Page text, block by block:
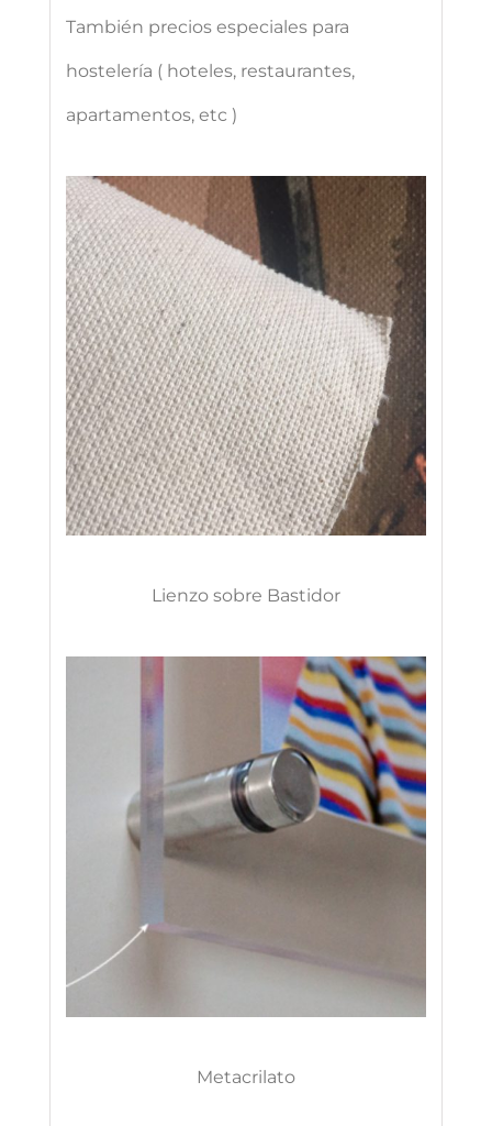
También precios especiales para
hostelería ( hoteles, restaurantes,
apartamentos, etc )
Lienzo sobre Bastidor
Metacrilato